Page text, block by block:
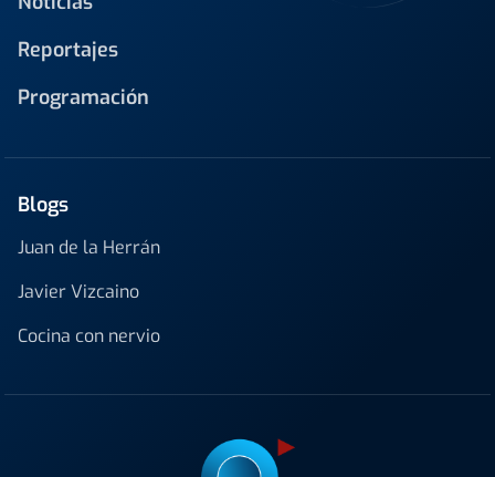
Reportajes
Programación
Blogs
Juan de la Herrán
Javier Vizcaino
Cocina con nervio